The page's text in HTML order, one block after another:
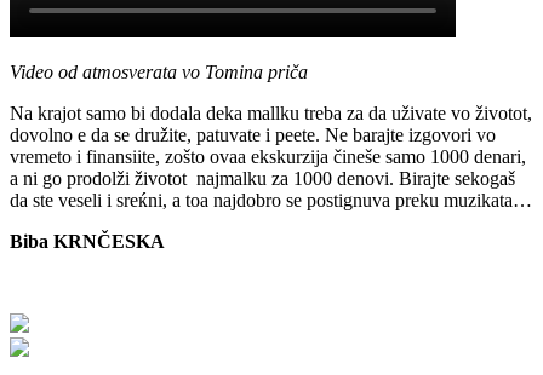
Video od atmosverata vo Tomina priča
Na krajot samo bi dodala deka mallku treba za da uživate vo životot,
dovolno e da se družite, patuvate i peete. Ne barajte izgovori vo
vremeto i finansiite, zošto ovaa ekskurzija čineše samo 1000 denari,
a ni go prodolži životot najmalku za 1000 denovi. Birajte sekogaš
da ste veseli i sreќni, a toa najdobro se postignuva preku muzikata…
Biba KRNČESKA